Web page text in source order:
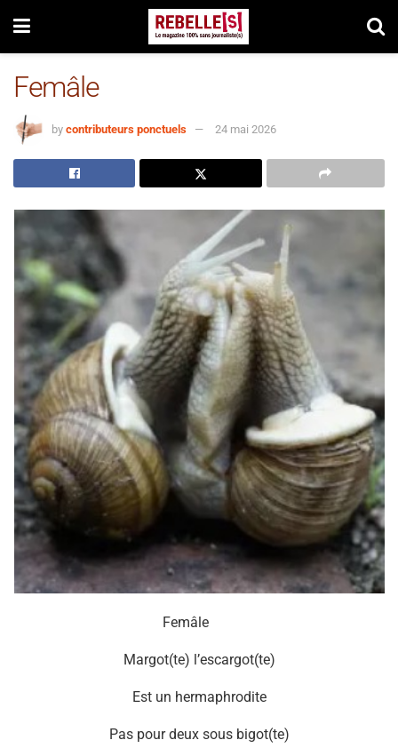
Femâle
by contributeurs ponctuels 24 mai 2026
Femâle
Margot(te) l’escargot(te)
Est un hermaphrodite
Pas pour deux sous bigot(te)